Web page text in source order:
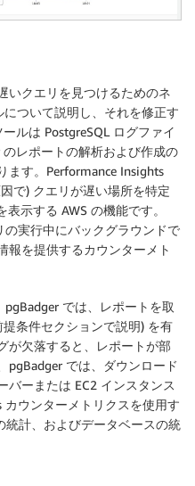
いクエリを見つけるためのネ
ついて説明し、それを修正す
ルは PostgreSQL ログファイ
レポートの解析および作成の
ます。Performance Insights
で) クエリが遅い場所を特定
示する AWS の機能です。
実行中にバックグラウンドで
報を提供するカウンターメト
では、レポートを取
条件セクションで説明) を有
が欠落すると、レポートが部
pgBadger では、ダウンロード
バーまたは EC2 インスタンス
ウンターメトリクスを使用す
計、およびデータベースの統